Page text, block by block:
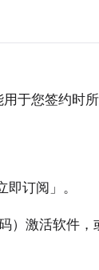
于您签约时
订阅」。
）激活软件